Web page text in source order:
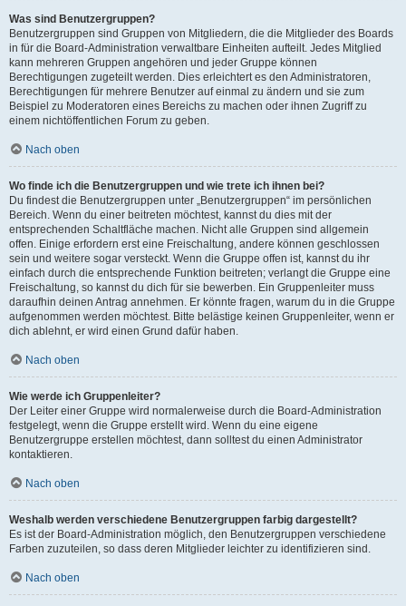
Was sind Benutzergruppen?
Benutzergruppen sind Gruppen von Mitgliedern, die die Mitglieder des Boards
in für die Board-Administration verwaltbare Einheiten aufteilt. Jedes Mitglied
kann mehreren Gruppen angehören und jeder Gruppe können
Berechtigungen zugeteilt werden. Dies erleichtert es den Administratoren,
Berechtigungen für mehrere Benutzer auf einmal zu ändern und sie zum
Beispiel zu Moderatoren eines Bereichs zu machen oder ihnen Zugriff zu
einem nichtöffentlichen Forum zu geben.
Nach oben
Wo finde ich die Benutzergruppen und wie trete ich ihnen bei?
Du findest die Benutzergruppen unter „Benutzergruppen“ im persönlichen
Bereich. Wenn du einer beitreten möchtest, kannst du dies mit der
entsprechenden Schaltfläche machen. Nicht alle Gruppen sind allgemein
offen. Einige erfordern erst eine Freischaltung, andere können geschlossen
sein und weitere sogar versteckt. Wenn die Gruppe offen ist, kannst du ihr
einfach durch die entsprechende Funktion beitreten; verlangt die Gruppe eine
Freischaltung, so kannst du dich für sie bewerben. Ein Gruppenleiter muss
daraufhin deinen Antrag annehmen. Er könnte fragen, warum du in die Gruppe
aufgenommen werden möchtest. Bitte belästige keinen Gruppenleiter, wenn er
dich ablehnt, er wird einen Grund dafür haben.
Nach oben
Wie werde ich Gruppenleiter?
Der Leiter einer Gruppe wird normalerweise durch die Board-Administration
festgelegt, wenn die Gruppe erstellt wird. Wenn du eine eigene
Benutzergruppe erstellen möchtest, dann solltest du einen Administrator
kontaktieren.
Nach oben
Weshalb werden verschiedene Benutzergruppen farbig dargestellt?
Es ist der Board-Administration möglich, den Benutzergruppen verschiedene
Farben zuzuteilen, so dass deren Mitglieder leichter zu identifizieren sind.
Nach oben